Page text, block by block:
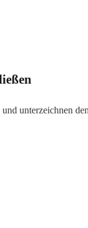
unterzeichnen